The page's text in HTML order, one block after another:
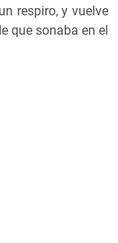
respiro, y vuelve
que sonaba en el